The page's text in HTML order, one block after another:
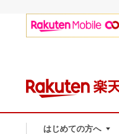
はじめての方へ